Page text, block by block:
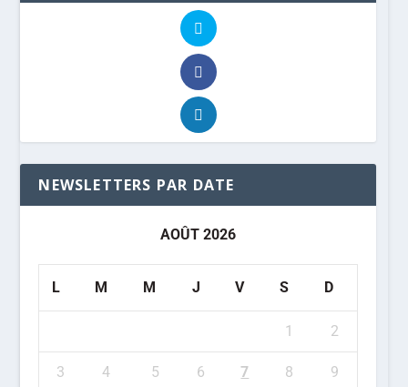
NEWSLETTERS PAR DATE
AOÛT 2026
L M M J V S D
1 2
3 4 5 6 7 8 9